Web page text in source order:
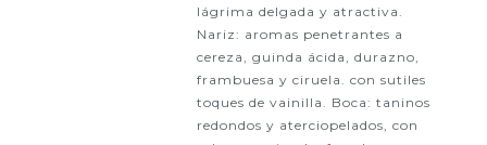
lágrima delgada y atractiva.
Nariz: aromas penetrantes a
cereza, guinda ácida, durazno,
frambuesa y ciruela. con sutiles
toques de vainilla. Boca: taninos
redondos y aterciopelados, con